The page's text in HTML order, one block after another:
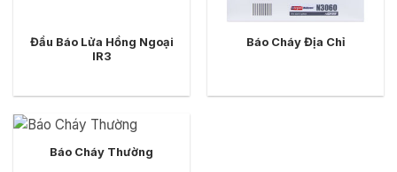
Đầu Báo Lửa Hồng Ngoại
IR3
Báo Cháy Địa Chỉ
Báo Cháy Thường